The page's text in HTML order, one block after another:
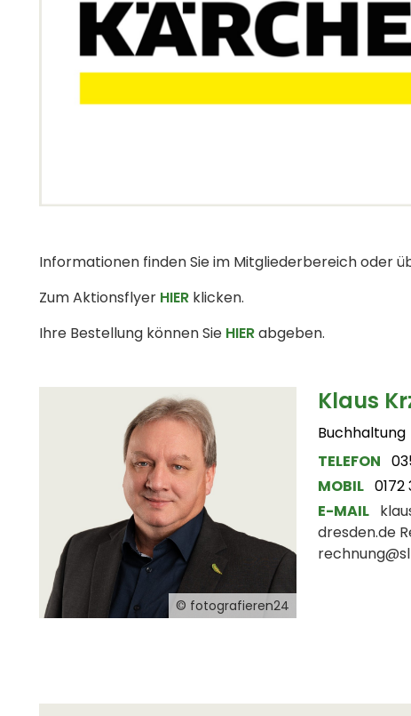
Informationen finden Sie im Mitgliederbereich oder
Zum Aktionsflyer HIER klicken.
Ihre Bestellung können Sie HIERabgeben.
© fotografieren24
Klaus
Buchhaltung
TELEFON
MOBIL
E-MAIL
dresden.de